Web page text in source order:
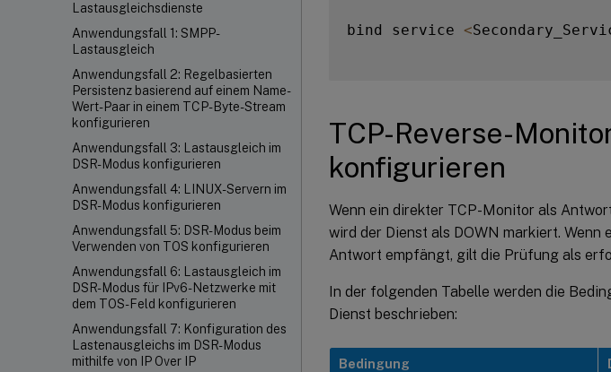
Lastausgleichsdienste
Anwendungsfall 1: SMPP-
Lastausgleich
Anwendungsfall 2: Regelbasierten
Persistenz basierend auf einem Name-
Wert-Paar in einem TCP-Byte-Stream
konfigurieren
Anwendungsfall 3: Lastausgleich im
DSR-Modus konfigurieren
Anwendungsfall 4: LINUX-Servern im
DSR-Modus konfigurieren
Anwendungsfall 5: DSR-Modus beim
Verwenden von TOS konfigurieren
Anwendungsfall 6: Lastausgleich im
DSR-Modus für IPv6-Netzwerke mit
dem TOS-Feld konfigurieren
Anwendungsfall 7: Konfiguration des
Lastenausgleichs im DSR-Modus
mithilfe von IP Over IP
bind service <
TCP-Reverse-
konfigurieren
Wenn ein direkter TCP-Monitor als
wird der Dienst als DOWN markiert. Wenn
Antwort empfängt, gilt die Prüfung als
In der folgenden Tabelle werden die
Dienst beschrieben:
Bedingung